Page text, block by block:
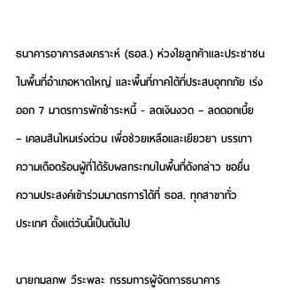
ธนาคารอาคารสงเคราะห์ (ธอส.) ห่วงใยลูกค้าและประชาชน
ในพื้นที่อำเภอหาดใหญ่ และพื้นที่ภาคใต้ที่ประสบอุทกภัย เร่ง
ออก 7 มาตรการพักชำระหนี้ - ลดเงินงวด – ลดดอกเบี้ย
– เคลมสินไหมเร่งด่วน เพื่อช่วยเหลือและเยียวยา บรรเทา
ความเดือดร้อนผู้ที่ได้รับผลกระทบในพื้นที่ดังกล่าว ขอยื่น
ความประสงค์เข้าร่วมมาตรการได้ที่ ธอส. ทุกสาขาทั่ว
ประเทศ ตั้งแต่วันนี้เป็นต้นไป
นายกมลภพ วีระพละ กรรมการผู้จัดการธนาคาร